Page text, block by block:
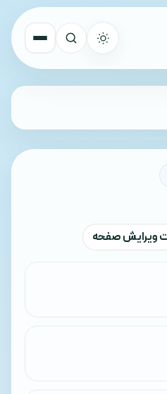
ویرایش صفحه